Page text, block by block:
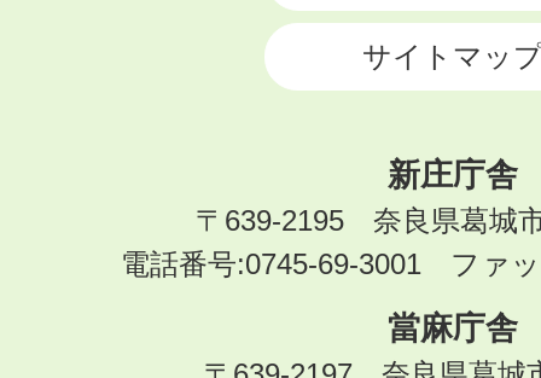
サイトマッ
新庄庁舎
〒639-2195 奈良県葛城
電話番号:0745-69-3001 ファ
當麻庁舎